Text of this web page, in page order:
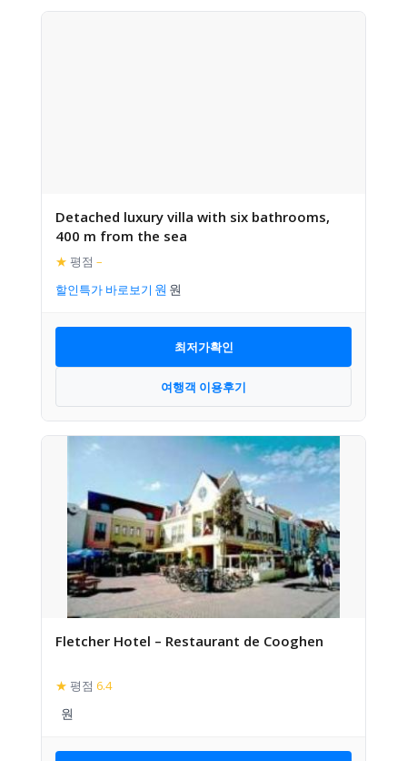
Detached luxury villa with six bathrooms,
400 m from the sea
★ 평점 –
할인특가 바로보기
최저가확인
여행객 이용후기
Fletcher Hotel – Restaurant de Cooghen
★ 평점 6.4